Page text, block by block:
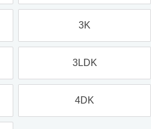
3K
3LDK
4DK